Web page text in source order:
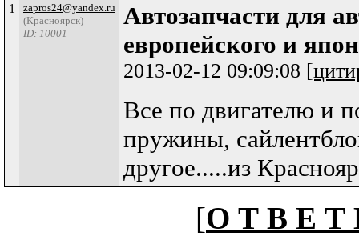
1
zapros24@yandex.ru
(Красноярск)
ID: 10001
Автозапчасти для
европейского и
2013-02-12 09:09:08
Все по двигателю и
пружины,
другое.....из
[О Т В Е Т